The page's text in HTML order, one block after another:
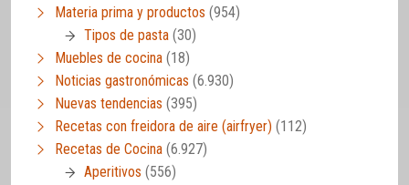
Materia prima y productos (954)
Tipos de pasta (30)
Muebles de cocina (18)
Noticias gastronómicas (6.930)
Nuevas tendencias (395)
Recetas con freidora de aire (airfryer) (112)
Recetas de Cocina (6.927)
Aperitivos (556)